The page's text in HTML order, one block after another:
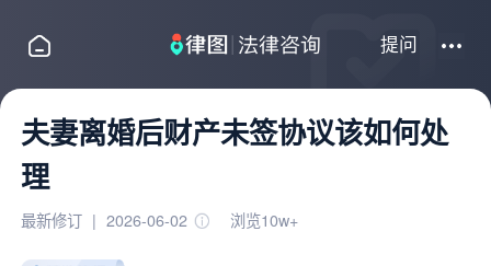
提问
夫妻离婚后财产未签协议该如何处
理
最新修订 | 2026-06-02 浏览10w+